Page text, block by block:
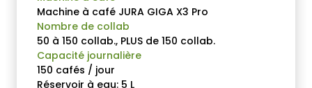
Machine à café JURA GIGA X3 Pro
Nombre de collab
50 à 150 collab., PLUS de 150 collab.
Capacité journalière
150 cafés / jour
Réservoir à eau: 5 L